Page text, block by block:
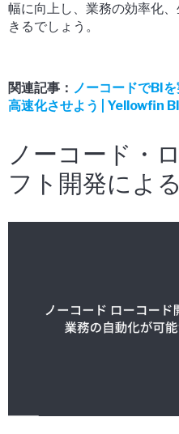
幅に向上し、業務の効率化
きるでしょう。
関連記事： ノーコードでBI
高速化させよう | Yellowfin BI
ノーコード・
フト開発によ